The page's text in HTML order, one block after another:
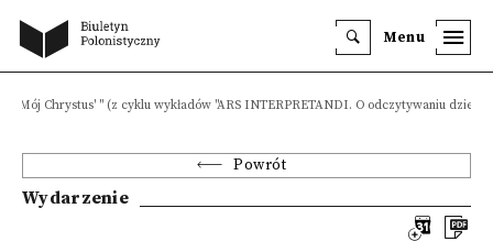
Menu
Chrystus' " (z cyklu wykładów "ARS INTERPRETANDI. O odczytywaniu dzieła
Powrót
Wydarzenie